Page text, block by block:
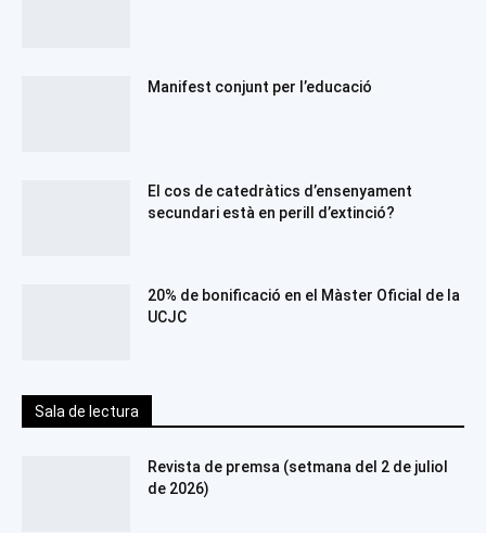
Manifest conjunt per l’educació
El cos de catedràtics d’ensenyament
secundari està en perill d’extinció?
20% de bonificació en el Màster Oficial de la
UCJC
Sala de lectura
Revista de premsa (setmana del 2 de juliol
de 2026)